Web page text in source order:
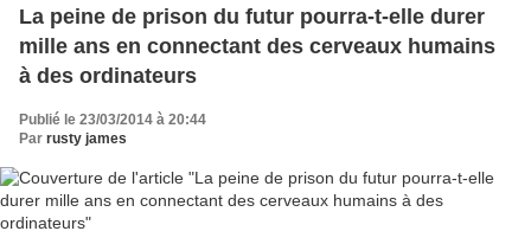
La peine de prison du futur pourra-t-elle durer
mille ans en connectant des cerveaux humains
à des ordinateurs
Publié le 23/03/2014 à 20:44
Par rusty james